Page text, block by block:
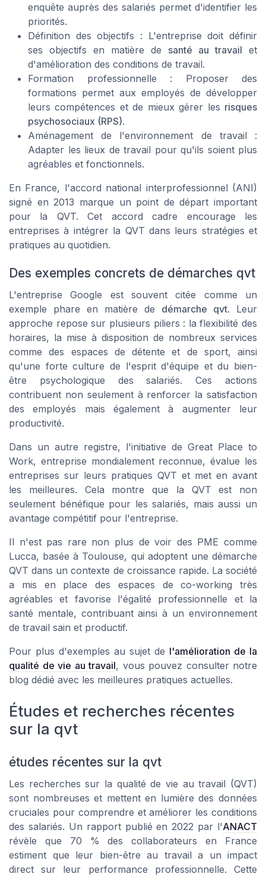
enquête auprès des salariés permet d'identifier les
priorités.
Définition des objectifs : L'entreprise doit définir
ses objectifs en matière de santé au travail et
d'amélioration des conditions de travail.
Formation professionnelle : Proposer des
formations permet aux employés de développer
leurs compétences et de mieux gérer les risques
psychosociaux (RPS).
Aménagement de l'environnement de travail :
Adapter les lieux de travail pour qu'ils soient plus
agréables et fonctionnels.
En France, l'accord national interprofessionnel (ANI)
signé en 2013 marque un point de départ important
pour la QVT. Cet accord cadre encourage les
entreprises à intégrer la QVT dans leurs stratégies et
pratiques au quotidien.
Des exemples concrets de démarches qvt
L'entrepriseGoogle est souvent citée comme un
exemple phare en matière de démarche qvt. Leur
approche repose sur plusieurs piliers : la flexibilité des
horaires, la mise à disposition de nombreux services
comme des espaces de détente et de sport, ainsi
qu'une forte culture de l'esprit d'équipe et du bien-
être psychologique des salariés. Ces actions
contribuent non seulement à renforcer la satisfaction
des employés mais également à augmenter leur
productivité.
Dans un autre registre, l'initiative de Great Place to
Work, entreprise mondialement reconnue, évalue les
entreprises sur leurs pratiques QVT et met en avant
les meilleures. Cela montre que la QVT est non
seulement bénéfique pour les salariés, mais aussi un
avantage compétitif pour l'entreprise.
Il n'est pas rare non plus de voir des PME comme
Lucca, basée à Toulouse, qui adoptent une démarche
QVT dans un contexte de croissance rapide. La société
a mis en place des espaces de co-working très
agréables et favorise l'égalité professionnelle et la
santé mentale, contribuant ainsi à un environnement
de travail sain et productif.
Pour plus d'exemples au sujet de l'amélioration de la
qualité de vie au travail, vous pouvez consulter notre
blog dédié avec les meilleures pratiques actuelles.
Études et recherches récentes
sur la qvt
études récentes sur la qvt
Les recherches sur la qualité de vie au travail (QVT)
sont nombreuses et mettent en lumière des données
cruciales pour comprendre et améliorer les conditions
des salariés. Un rapport publié en 2022 par l'ANACT
révèle que 70 % des collaborateurs en France
estiment que leur bien-être au travail a un impact
direct sur leur performance professionnelle. Cette